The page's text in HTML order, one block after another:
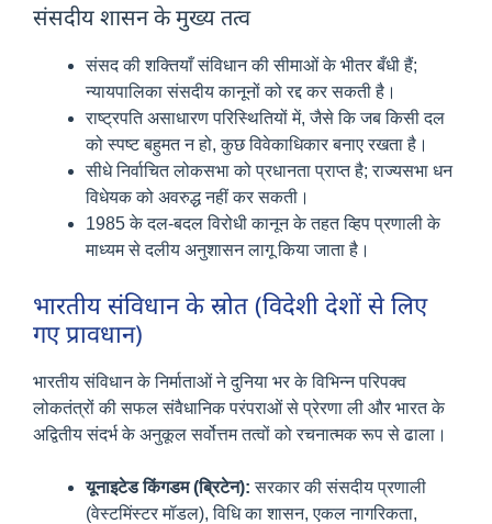
संसदीय शासन के मुख्य तत्व
संसद की शक्तियाँ संविधान की सीमाओं के भीतर बँधी हैं;
न्यायपालिका संसदीय कानूनों को रद्द कर सकती है।
राष्ट्रपति असाधारण परिस्थितियों में, जैसे कि जब किसी दल
को स्पष्ट बहुमत न हो, कुछ विवेकाधिकार बनाए रखता है।
सीधे निर्वाचित लोकसभा को प्रधानता प्राप्त है; राज्यसभा धन
विधेयक को अवरुद्ध नहीं कर सकती।
1985 के दल-बदल विरोधी कानून के तहत व्हिप प्रणाली के
माध्यम से दलीय अनुशासन लागू किया जाता है।
भारतीय संविधान के स्रोत (विदेशी देशों से लिए
गए प्रावधान)
भारतीय संविधान के निर्माताओं ने दुनिया भर के विभिन्न परिपक्व
लोकतंत्रों की सफल संवैधानिक परंपराओं से प्रेरणा ली और भारत के
अद्वितीय संदर्भ के अनुकूल सर्वोत्तम तत्वों को रचनात्मक रूप से ढाला।
यूनाइटेड किंगडम (ब्रिटेन): सरकार की संसदीय प्रणाली
(वेस्टमिंस्टर मॉडल), विधि का शासन, एकल नागरिकता,